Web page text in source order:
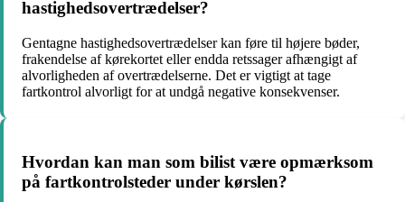
hastighedsovertrædelser?
Gentagne hastighedsovertrædelser kan føre til højere bøder,
frakendelse af kørekortet eller endda retssager afhængigt af
alvorligheden af overtrædelserne. Det er vigtigt at tage
fartkontrol alvorligt for at undgå negative konsekvenser.
Hvordan kan man som bilist være opmærksom
på fartkontrolsteder under kørslen?